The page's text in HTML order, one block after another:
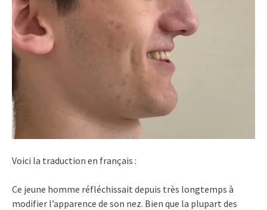
Voici la traduction en français :
Ce jeune homme réfléchissait depuis très longtemps à
modifier l’apparence de son nez. Bien que la plupart des